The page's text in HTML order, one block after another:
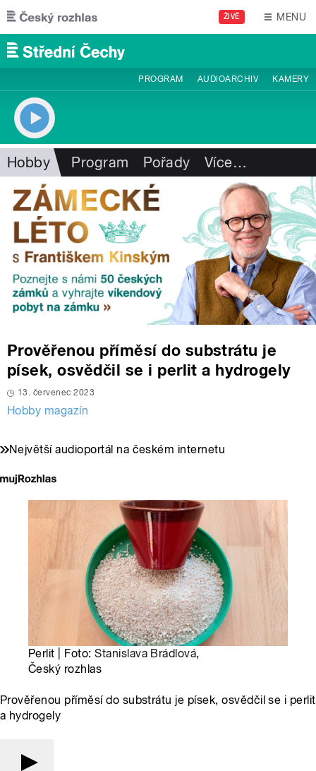
Přejít k hlavnímu obsahu
ŽIVĚ MENU
PROGRAM AUDIOARCHIV KAMERY
Hobby Program Pořady Více…
Prověřenou příměsí do substrátu je
písek, osvědčil se i perlit a hydrogely
13. červenec 2023
Hobby magazín
Největší audioportál na českém internetu
Perlit | Foto:Stanislava Brádlová,
Český rozhlas
Prověřenou příměsí do substrátu je písek, osvědčil se i perlit
a hydrogely